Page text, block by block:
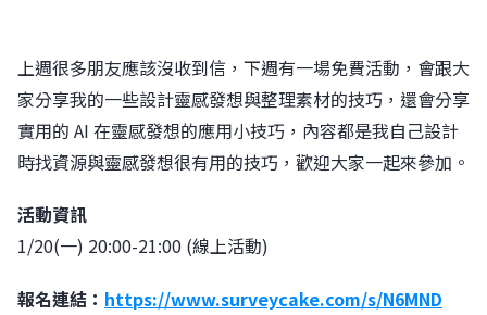
上週很多朋友應該沒收到信，下週有一場免費活動，會跟大
家分享我的一些設計靈感發想與整理素材的技巧，還會分享
實用的 AI 在靈感發想的應用小技巧，內容都是我自己設計
時找資源與靈感發想很有用的技巧，歡迎大家一起來參加。
活動資訊
1/20(一) 20:00-21:00 (線上活動)
報名連結： https://www.surveycake.com/s/N6MND